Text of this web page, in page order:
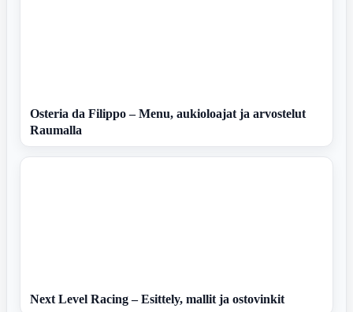
Osteria da Filippo – Menu, aukioloajat ja arvostelut
Raumalla
Next Level Racing – Esittely, mallit ja ostovinkit